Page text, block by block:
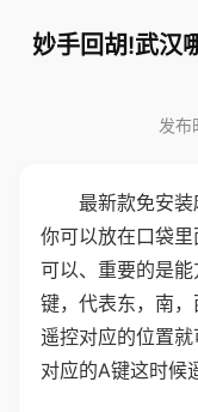
妙手回胡!武汉
发布
最新款免安装
你可以放在口袋
可以、重要的是
键，代表东，南
遥控对应的位置
对应的A键这时候